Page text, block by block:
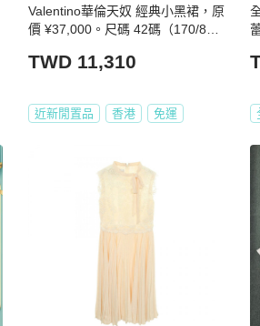
Valentino華倫天奴 經典小黑裙，原
價 ¥37,000。尺碼 42碼（170/88
寬 40cm。
TWD 11,310
近新閒置品 香港 免運